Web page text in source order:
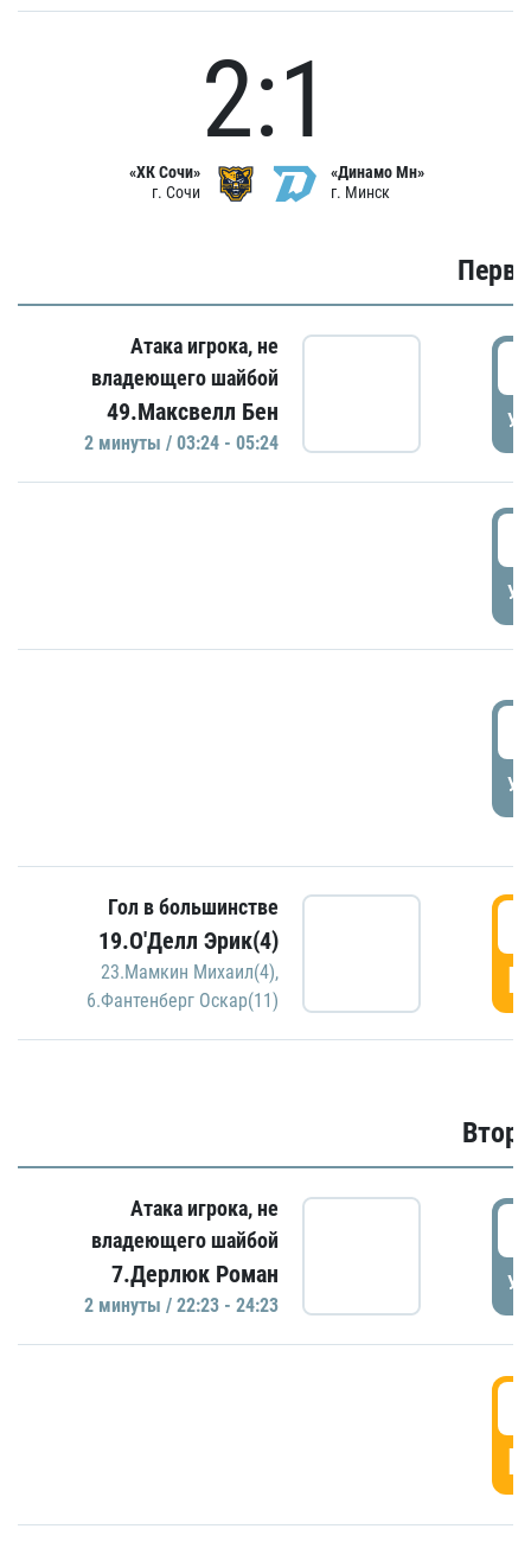
«ХК Сочи»
г. Сочи
2:1
«Динамо Мн»
г. Минск
Атака игрока, не
владеющего шайбой
49.Максвелл Бен
2 минуты / 03:24 - 05:24
Гол в большинстве
19.О'Делл Эрик(4)
23.Мамкин Михаил(4),
6.Фантенберг Оскар(11)
Атака игрока, не
владеющего шайбой
7.Дерлюк Роман
2 минуты / 22:23 - 24:23